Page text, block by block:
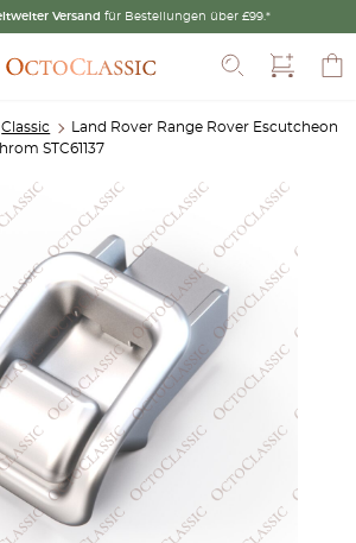
Versand für Bestellungen über £99.*Suche
Classic
Land Rover Range Rover Escutcheon
STC61137